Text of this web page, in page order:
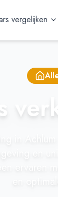
vergelijken